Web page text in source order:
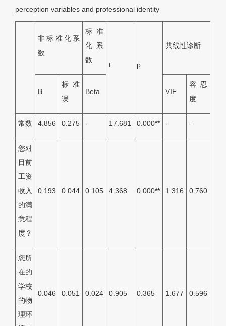
perception variables and professional identity
非标准化系
数
标准
化系
数
t p
共线性诊断
B
标准
误
Beta VIF
容忍
度
常数 4.856 0.275 - 17.681 0.000** - -
您对
目前
工资
收入
的满
意程
度？
0.193 0.044 0.105 4.368 0.000** 1.316 0.760
您所
在的
学校
的物
理环
0.046 0.051 0.024 0.905 0.365 1.677 0.596